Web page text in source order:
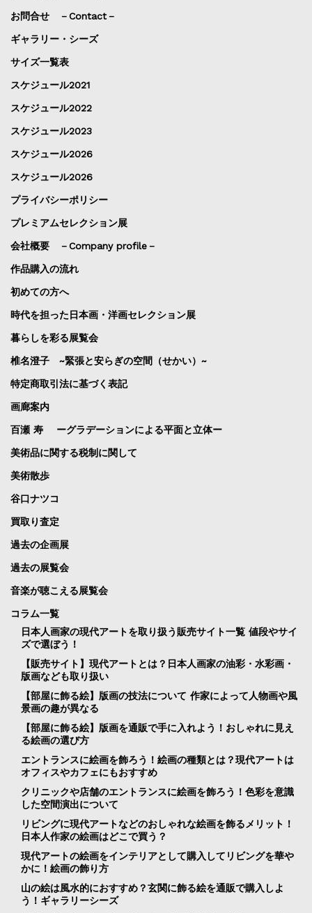
お問合せ －Contact－
ギャラリー・シーズ
サイズ一覧表
スケジュール2021
スケジュール2022
スケジュール2023
スケジュール2026
スケジュール2026
プライバシーポリシー
プレミアムセレクション展
会社概要 －Company profile－
作品購入の流れ
初めての方へ
時代を担った日本画・洋画セレクション展
暮らしを彩る展覧会
椎名澄子 ~緊張と安らぎの空間（せかい）~
特定商取引法に基づく表記
画廊案内
百瀬 寿 ーグラデーションによる平面と立体ー
美術品に関する税制に関して
美術散歩
谷口ナツコ
買取り査定
過去の企画展
過去の展覧会
音楽が聴こえる展覧会
コラム一覧
日本人画家の現代アートを取り扱う販売サイト一覧 値段やサイ
ズで選ぼう！
【販売サイト】現代アートとは？日本人画家の油彩・水彩画・
版画なども取り扱い
【部屋に飾る絵】版画の技法について 作家によって人物画や風
景画の趣が異なる
【部屋に飾る絵】版画を通販で手に入れよう！おしゃれに見え
る絵画の選び方
エントランスに絵画を飾ろう！絵画の種類とは？現代アートは
オフィスやカフェにもおすすめ
クリニックや店舗のエントランスに絵画を飾ろう！色彩を意識
した空間演出について
リビングに現代アートなどのおしゃれな絵画を飾るメリット！
日本人作家の絵画はどこで買う？
現代アートの絵画をインテリアとして購入してリビングを華や
かに！絵画の飾り方
山の絵は風水的におすすめ？玄関に飾る絵を通販で購入しよ
う！ギャラリーシーズ